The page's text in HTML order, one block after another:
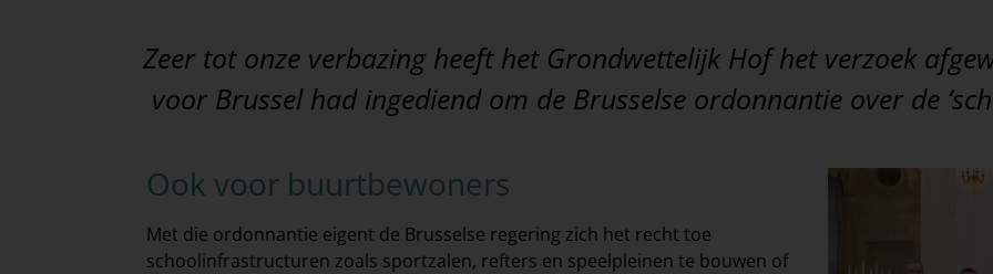
Zeer tot onze verbazing heeft het Grondwettelijk Hof het verzoek
voor Brussel had ingediend om de Brusselse ordonnantie over de
Ook voor buurtbewoners
Met die ordonnantie eigent de Brusselse regering zich het recht toe
schoolinfrastructuren zoals sportzalen, refters en speelpleinen te bouwen of